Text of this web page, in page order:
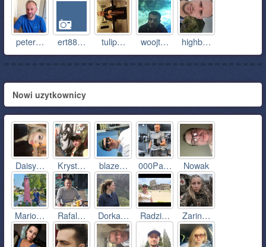
peter… ert88… tulip… woojt… highb…
Nowi uzytkownicy
Daisy… Kryst… blaze… 000Pa… Nowak
Mario… Rafal… Dorka… Radzi… Zarin…